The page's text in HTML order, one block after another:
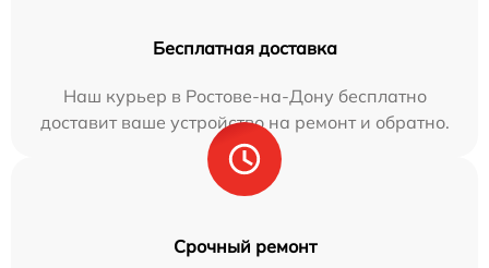
Бесплатная доставка
Наш курьер в Ростове-на-Дону бесплатно
доставит ваше устройство на ремонт и обратно.
Срочный ремонт